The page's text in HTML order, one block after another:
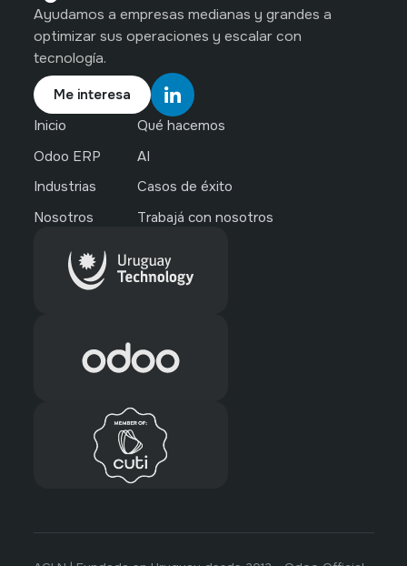
Ayudamos a empresas medianas y grandes a
optimizar sus operaciones y escalar con
tecnología.
Me interesa
Inicio
Qué hacemos
Odoo ERP
AI
Industrias
Casos de éxito
Nosotros
Trabajá con nosotros